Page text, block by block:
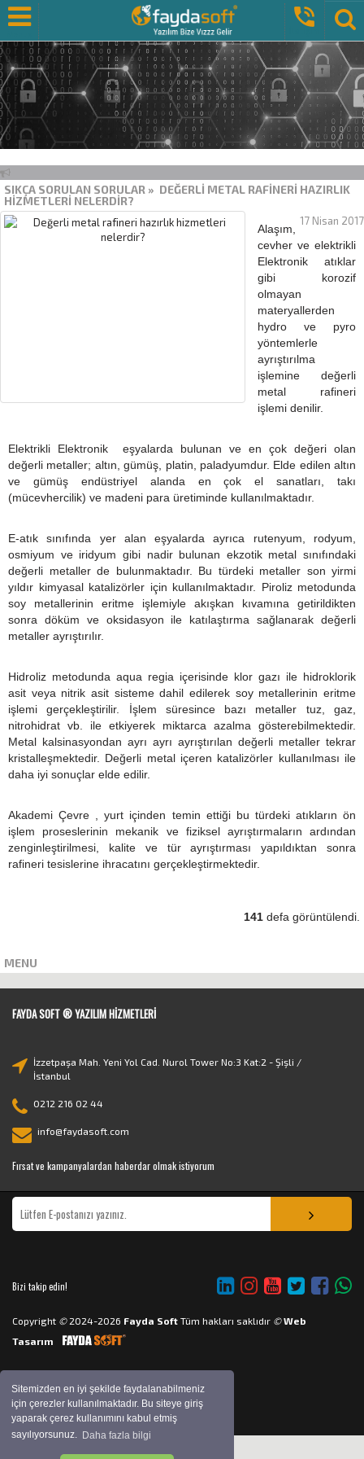
Sitemizden en iyi şekilde faydalanabilmeniz
için çerezler kullanılmaktadır. Bu siteye giriş
yaparak çerez kullanımını kabul etmiş
sayılıyorsunuz. Daha fazla bilgi

İletişim
SIKÇA SORULAN SORULAR » DEĞERLI METAL RAFINERI HAZIRLIK
HIZMETLERI NELERDIR?
17 Nisan 2017
Alaşım,
cevher ve elektrikli
Elektronik
atıklar
gibi korozif
olmayan
materyallerden
hydro ve pyro
yöntemlerle
ayrıştırılma
işlemine değerli
metal rafineri
işlemi denilir.
Elektrikli Elektronik
eşyalarda bulunan ve en çok değeri olan
değerli metaller; altın, gümüş, platin, paladyumdur. Elde edilen altın
ve gümüş endüstriyel alanda en çok el sanatları, takı
(mücevhercilik) ve madeni para üretiminde kullanılmaktadır.
E-atık sınıfında yer alan eşyalarda ayrıca rutenyum, rodyum,
osmiyum ve iridyum gibi nadir bulunan ekzotik metal sınıfındaki
değerli metaller de bulunmaktadır. Bu türdeki metaller son yirmi
yıldır kimyasal katalizörler için kullanılmaktadır. Piroliz metodunda
soy metallerinin eritme işlemiyle akışkan kıvamına getirildikten
sonra döküm ve oksidasyon ile katılaştırma sağlanarak değerli
metaller ayrıştırılır.
Hidroliz metodunda aqua regia içerisinde klor gazı ile hidroklorik
asit veya nitrik asit sisteme dahil edilerek soy metallerinin eritme
işlemi gerçekleştirilir. İşlem süresince bazı metaller tuz, gaz,
nitrohidrat vb. ile etkiyerek miktarca azalma gösterebilmektedir.
Metal kalsinasyondan ayrı ayrı ayrıştırılan değerli metaller tekrar
kristalleşmektedir. Değerli metal içeren katalizörler kullanılması ile
daha iyi sonuçlar elde edilir.
Akademi Çevre
, yurt içinden temin ettiği bu türdeki atıkların ön
işlem proseslerinin mekanik ve fiziksel ayrıştırmaların ardından
zenginleştirilmesi, kalite ve tür ayrıştırması yapıldıktan sonra
rafineri tesislerine ihracatını gerçekleştirmektedir.
141 defa görüntülendi.
MENU
FAYDA SOFT ® YAZILIM HIZMETLERI
İzzetpaşa Mah. Yeni Yol Cad. Nurol Tower No:3 Kat:2 - Şişli /
İstanbul
0212 216 02 44
info@faydasoft.com
Fırsat ve kampanyalardan haberdar olmak istiyorum
Bizi takip edin!
Copyright ©2024-2026 Fayda Soft Tüm hakları saklıdır © Web
Tasarım